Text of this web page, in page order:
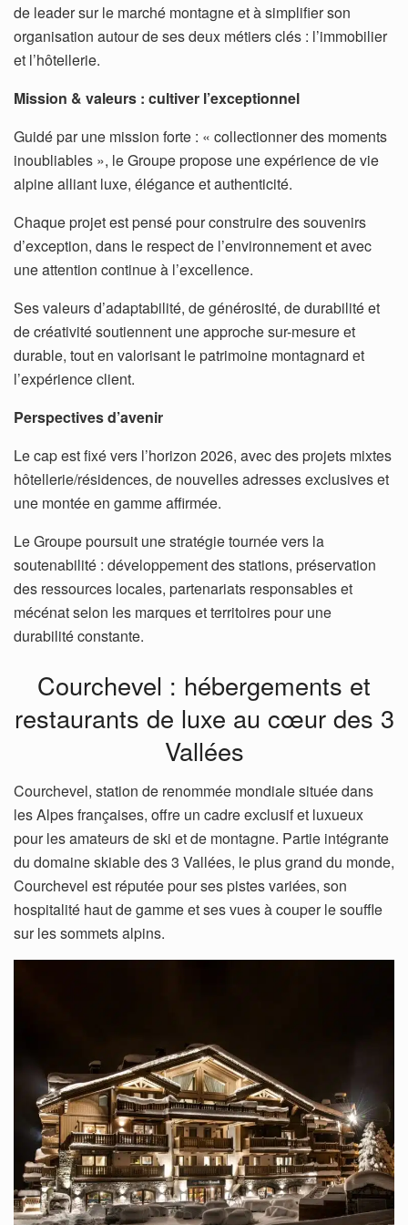
de leader sur le marché montagne et à simplifier son
organisation autour de ses deux métiers clés : l’immobilier
et l’hôtellerie.
Mission & valeurs : cultiver l’exceptionnel
Guidé par une mission forte : « collectionner des moments
inoubliables », le Groupe propose une expérience de vie
alpine alliant luxe, élégance et authenticité.
Chaque projet est pensé pour construire des souvenirs
d’exception, dans le respect de l’environnement et avec
une attention continue à l’excellence.
Ses valeurs d’adaptabilité, de générosité, de durabilité et
de créativité soutiennent une approche sur-mesure et
durable, tout en valorisant le patrimoine montagnard et
l’expérience client.
Perspectives d’avenir
Le cap est fixé vers l’horizon 2026, avec des projets mixtes
hôtellerie/résidences, de nouvelles adresses exclusives et
une montée en gamme affirmée.
Le Groupe poursuit une stratégie tournée vers la
soutenabilité : développement des stations, préservation
des ressources locales, partenariats responsables et
mécénat selon les marques et territoires pour une
durabilité constante.
Courchevel : hébergements et
restaurants de luxe au cœur des 3
Vallées
Courchevel, station de renommée mondiale située dans
les Alpes françaises, offre un cadre exclusif et luxueux
pour les amateurs de ski et de montagne. Partie intégrante
du domaine skiable des 3 Vallées, le plus grand du monde,
Courchevel est réputée pour ses pistes variées, son
hospitalité haut de gamme et ses vues à couper le souffle
sur les sommets alpins.